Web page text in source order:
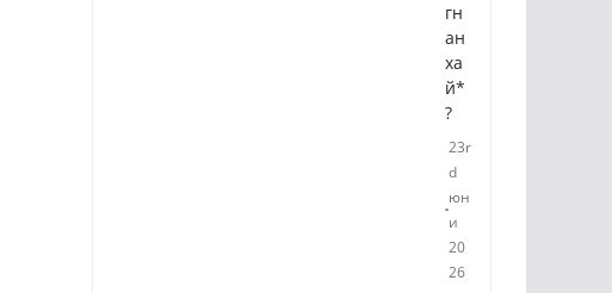
гн
ан
ха
й*
?
23r
d
юн
и
20
26